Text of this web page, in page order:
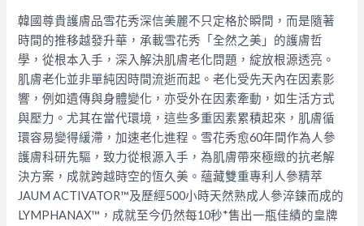
韓國尊貴護膚品雪花秀深信美麗不只定格於瞬間，而是隨著
時間的推移越發升華，承載雪花秀「全然之美」的護膚哲
學，從根本入手，深入解決肌膚老化問題，綻放根源透亮。
肌膚老化並非單純因時間流逝而起。老化受先天內在因素影
響，例如遺傳與身體變化，亦受外在因素牽動，如生活方式
與壓力。尤其在當代環境，這些多重因素累積起來，肌膚循
環容易變得緩滯，加速老化進程。雪花秀愈60年間作為人參
護膚科研先驅，致力從根源入手，為肌膚帶來極緻的抗老解
決方案，成就跨越時空的恆久美。蘊藏雙重專利人參精萃
JAUM ACTIVATOR™及歷經500小時天然熟成人參淬鍊而成的
LYMPHANAX™，成就至今仍然每10秒*售出一瓶佳績的皇牌